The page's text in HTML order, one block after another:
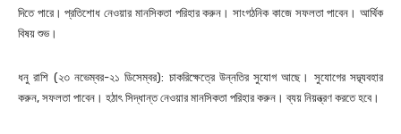
দিতে পারে। প্রতিশোধ নেওয়ার মানসিকতা পরিহার করুন। সাংগঠনিক কাজে সফলতা পাবেন। আর্থিক
বিষয় শুভ।
ধনু রাশি (২৩ নভেম্বর-২১ ডিসেম্বর): চাকরিক্ষেত্রে উন্নতির সুযোগ আছে। সুযোগের সদ্ব্যবহার
করুন, সফলতা পাবেন। হঠাৎ সিদ্ধান্ত নেওয়ার মানসিকতা পরিহার করুন। ব্যয় নিয়ন্ত্রণ করতে হবে।